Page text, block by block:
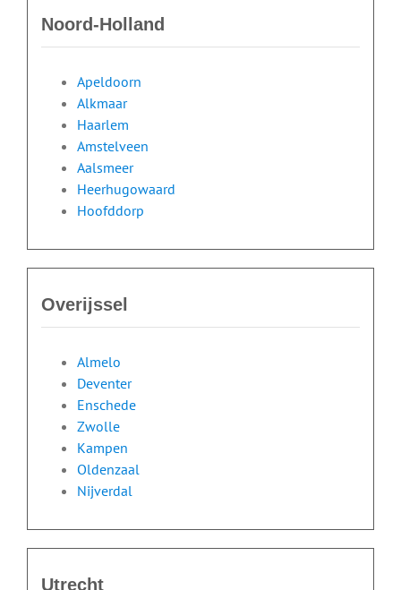
Noord-Holland
Apeldoorn
Alkmaar
Haarlem
Amstelveen
Aalsmeer
Heerhugowaard
Hoofddorp
Overijssel
Almelo
Deventer
Enschede
Zwolle
Kampen
Oldenzaal
Nijverdal
Utrecht